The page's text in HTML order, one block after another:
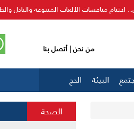
المتنوعة والبادل والطائرة ضمن بطولة
من نحن|أتصل بنا
البيئة الحج
الصحة